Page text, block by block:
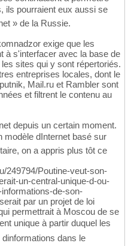
ils pourraient eux aussi se
» de la Russie.
exige que les
à s'interfacer avec la base de
sites qui y sont répertoriés.
entreprises locales, dont le
Mail.ru et Rambler sont
et filtrent le contenu au
depuis un certain moment.
modèle dInternet basé sur
on a appris plus tôt ce
249794/Poutine-veut-son-
un-central-unique-d-ou-
de-son-
par un projet de loi
permettrait à Moscou de se
unique à partir duquel les
dans le